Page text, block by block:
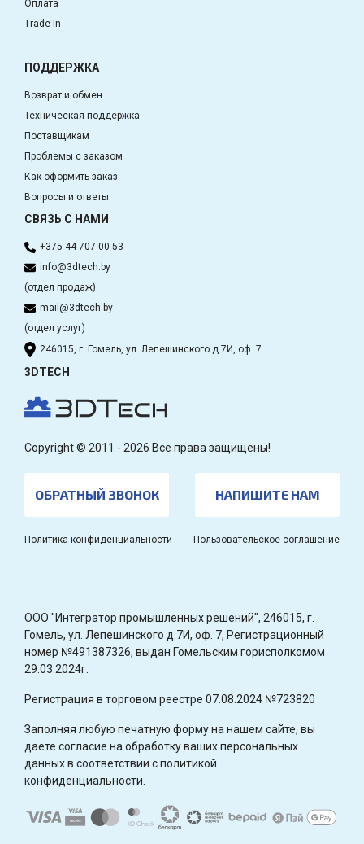
Оплата
Trade In
ПОДДЕРЖКА
Возврат и обмен
Техническая поддержка
Поставщикам
Проблемы с заказом
Как оформить заказ
Вопросы и ответы
СВЯЗЬ С НАМИ
+375 44 707-00-53
info@3dtech.by
(отдел продаж)
mail@3dtech.by
(отдел услуг)
246015, г. Гомель, ул. Лепешинского д.7И, оф. 7
3DTECH
Copyright © 2011 - 2026 Все права защищены!
ОБРАТНЫЙ ЗВОНОК НАПИШИТЕ НАМ
Политика конфиденциальности Пользовательское соглашение
OOO "Интегратор промышленных решений", 246015, г.
Гомель, ул. Лепешинского д.7И, оф. 7, Регистрационный
номер №491387326, выдан Гомельским горисполкомом
29.03.2024г.
Регистрация в торговом реестре 07.08.2024 №723820
Заполняя любую печатную форму на нашем сайте, вы
даете согласие на обработку ваших персональных
данных в соответствии с политикой
конфиденциальности.